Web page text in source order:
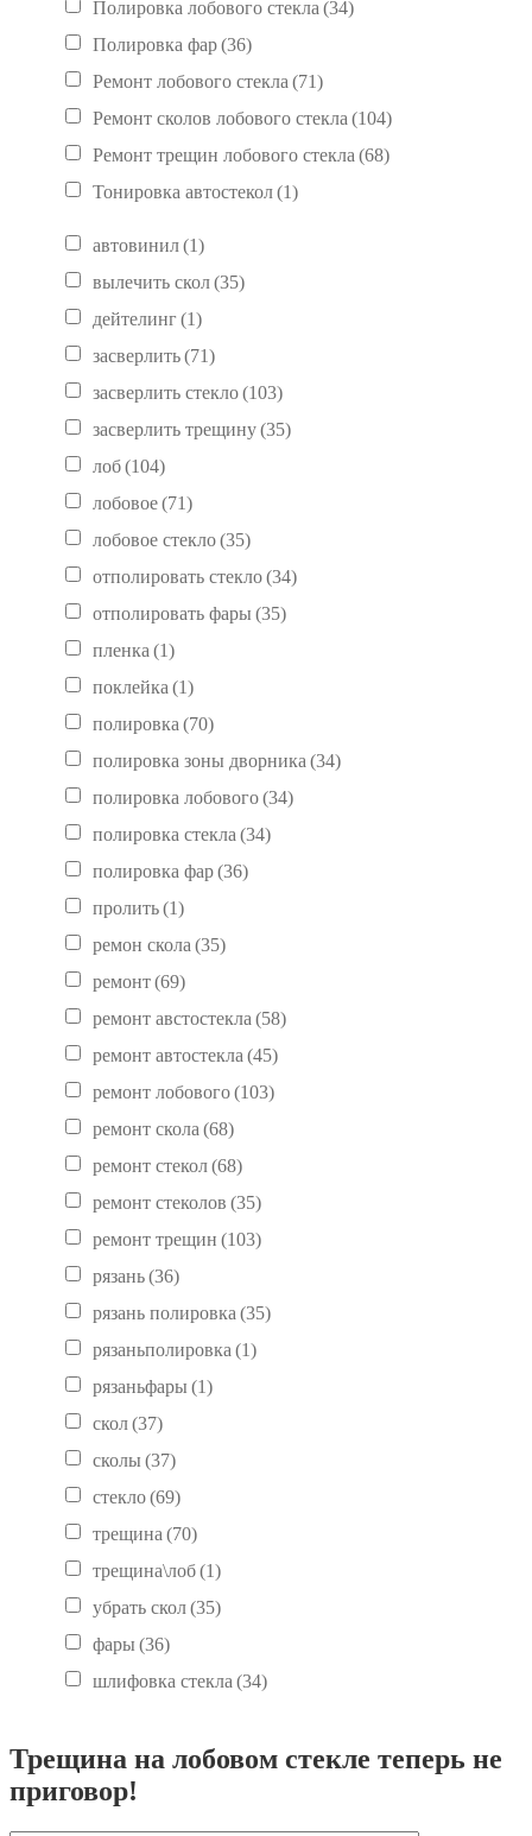
Полировка лобового стекла (34)
Полировка фар(36)
Ремонт лобового стекла (71)
Ремонт сколов лобового стекла (104)
Ремонт трещин лобового стекла (68)
Тонировка автостекол(1)
автовинил(1)
вылечить скол(35)
дейтелинг (1)
засверлить(71)
засверлить стекло(103)
засверлить трещину(35)
лоб(104)
лобовое(71)
лобовое стекло(35)
отполировать стекло(34)
отполировать фары (35)
пленка (1)
поклейка (1)
полировка (70)
полировка зоны дворника (34)
полировка лобового(34)
полировка стекла (34)
полировка фар(36)
пролить(1)
ремон скола (35)
ремонт(69)
ремонт австостекла (58)
ремонт автостекла (45)
ремонт лобового(103)
ремонт скола (68)
ремонт стекол(68)
ремонт стеколов (35)
ремонт трещин (103)
рязань(36)
рязань полировка (35)
рязаньполировка (1)
рязаньфары (1)
скол(37)
сколы (37)
стекло(69)
трещина (70)
трещина\лоб(1)
убрать скол(35)
фары (36)
шлифовка стекла (34)
Трещина на лобовом стекле теперь не
приговор!